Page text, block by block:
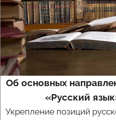
Об основных
«Русский
Укрепление позиций